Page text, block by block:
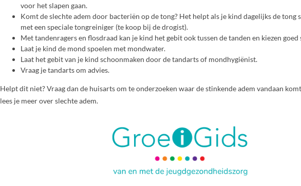
voor het slapen gaan.
Komt de slechte adem door bacteriën op de tong? Het helpt als je kind dagelijks de tong
met een speciale tongreiniger (te koop bij de drogist).
Met tandenragers en flosdraad kan je kind het gebit ook tussen de tanden en kiezen goed
Laat je kind de mond spoelen met mondwater.
Laat het gebit van je kind schoonmaken door de tandarts of mondhygiënist.
Vraag je tandarts om advies.
Helpt dit niet? Vraag dan de huisarts om te onderzoeken waar de stinkende adem vandaan
lees je meer over slechte adem.